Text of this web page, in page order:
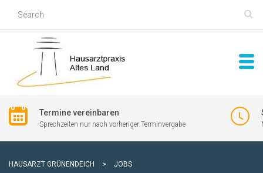
Termine vereinbaren
Sprechzeiten nur nach vorheriger Terminvergabe
HAUSARZT GRÜNENDEICH > JOBS